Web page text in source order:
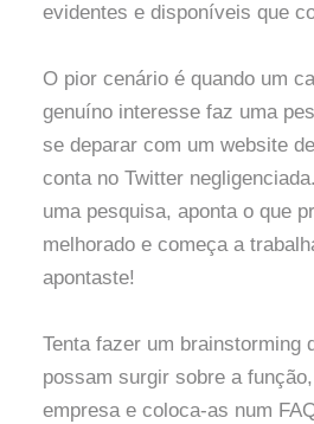
evidentes e disponíveis que
O pior cenário é quando um
genuíno interesse faz uma
se deparar com um website
conta no Twitter
uma pesquisa, aponta o que
melhorado e começa a
apontaste!
Tenta fazer um brainstorming
possam surgir sobre a
empresa e coloca-as num